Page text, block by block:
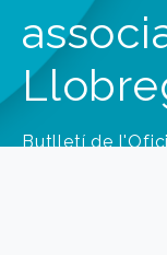
Butlletí de